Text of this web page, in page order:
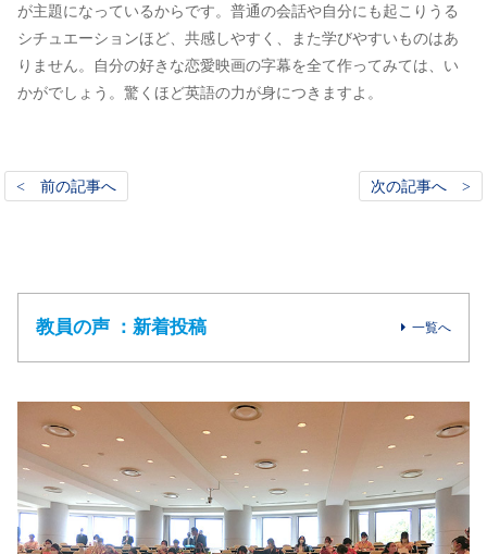
が主題になっているからです。普通の会話や自分にも起こりうる
シチュエーションほど、共感しやすく、また学びやすいものはあ
りません。自分の好きな恋愛映画の字幕を全て作ってみては、い
かがでしょう。驚くほど英語の力が身につきますよ。
< 前の記事へ 次の記事へ >
教員の声 ：新着投稿 一覧へ